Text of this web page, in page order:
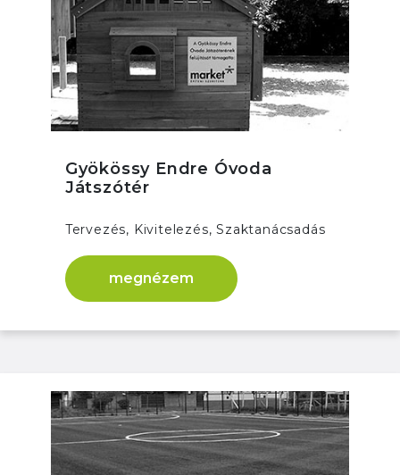
Gyökössy Endre Óvoda
Játszótér
Tervezés, Kivitelezés, Szaktanácsadás
megnézem